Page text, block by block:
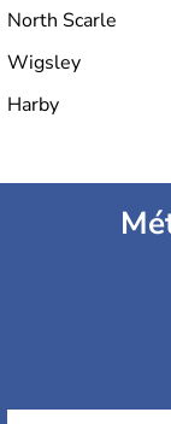
North Scarle
Wigsley
Harby